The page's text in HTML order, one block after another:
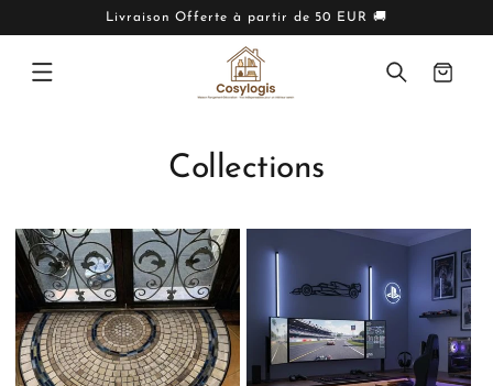
Livraison Offerte à partir de 50 EUR 🚚
Panier
Collections